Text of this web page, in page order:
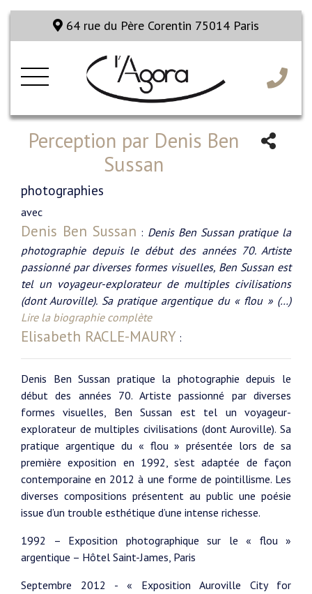
64 rue du Père Corentin 75014 Paris
Perception par Denis Ben
Sussan
photographies
avec
Denis Ben Sussan : Denis Ben Sussan pratique la
photographie depuis le début des années 70. Artiste
passionné par diverses formes visuelles, Ben Sussan est
tel un voyageur-explorateur de multiples civilisations
(dont Auroville). Sa pratique argentique du « flou » (…)
Lire la biographie complète
Elisabeth RACLE-MAURY :
Denis Ben Sussan pratique la photographie depuis le
début des années 70. Artiste passionné par diverses
formes visuelles, Ben Sussan est tel un voyageur-
explorateur de multiples civilisations (dont Auroville). Sa
pratique argentique du « flou » présentée lors de sa
première exposition en 1992, s’est adaptée de façon
contemporaine en 2012 à une forme de pointillisme. Les
diverses compositions présentent au public une poésie
issue d’un trouble esthétique d’une intense richesse.
1992 – Exposition photographique sur le « flou »
argentique – Hôtel Saint-James, Paris
Septembre 2012 - « Exposition Auroville City for